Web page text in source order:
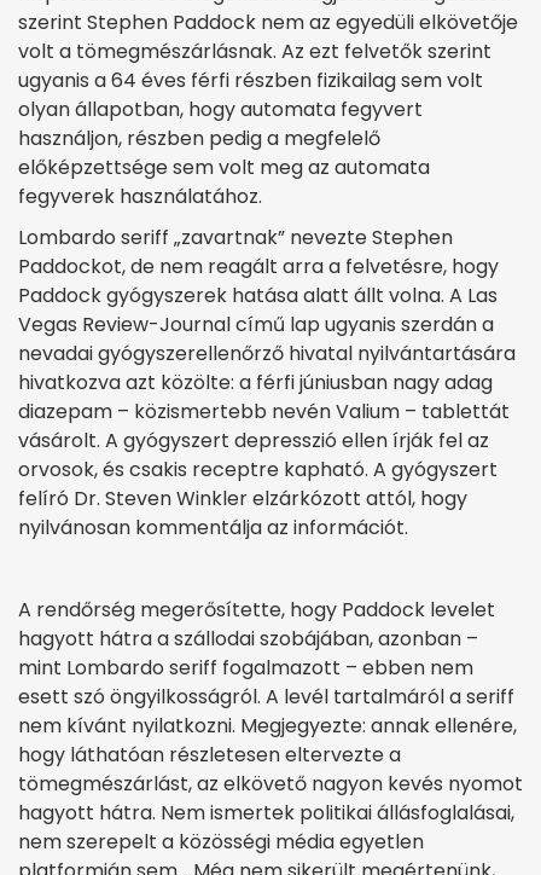
szerint Stephen Paddock nem az egyedüli elkövetője
volt a tömegmészárlásnak. Az ezt felvetők szerint
ugyanis a 64 éves férfi részben fizikailag sem volt
olyan állapotban, hogy automata fegyvert
használjon, részben pedig a megfelelő
előképzettsége sem volt meg az automata
fegyverek használatához.
Lombardo seriff „zavartnak” nevezte Stephen
Paddockot, de nem reagált arra a felvetésre, hogy
Paddock gyógyszerek hatása alatt állt volna. A Las
Vegas Review-Journal című lap ugyanis szerdán a
nevadai gyógyszerellenőrző hivatal nyilvántartására
hivatkozva azt közölte: a férfi júniusban nagy adag
diazepam – közismertebb nevén Valium – tablettát
vásárolt. A gyógyszert depresszió ellen írják fel az
orvosok, és csakis receptre kapható. A gyógyszert
felíró Dr. Steven Winkler elzárkózott attól, hogy
nyilvánosan kommentálja az információt.
A rendőrség megerősítette, hogy Paddock levelet
hagyott hátra a szállodai szobájában, azonban –
mint Lombardo seriff fogalmazott – ebben nem
esett szó öngyilkosságról. A levél tartalmáról a seriff
nem kívánt nyilatkozni. Megjegyezte: annak ellenére,
hogy láthatóan részletesen eltervezte a
tömegmészárlást, az elkövető nagyon kevés nyomot
hagyott hátra. Nem ismertek politikai állásfoglalásai,
nem szerepelt a közösségi média egyetlen